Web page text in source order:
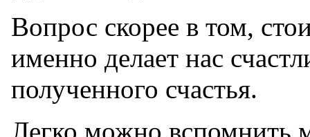
Вопрос скорее в том,
именно делает нас
полученного счастья.
Легко можно вспомнить